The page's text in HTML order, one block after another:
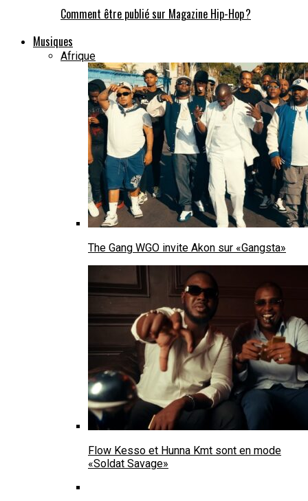
Comment être publié sur Magazine Hip-Hop ?
Musiques
Afrique
The Gang WGO invite Akon sur «Gangsta»
Flow Kesso et Hunna Kmt sont en mode
«Soldat Savage»